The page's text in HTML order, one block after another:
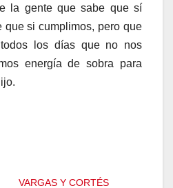
la gente que sabe que sí
que si cumplimos, pero que
todos los días que no nos
energía de sobra para
VARGAS Y CORTÉS